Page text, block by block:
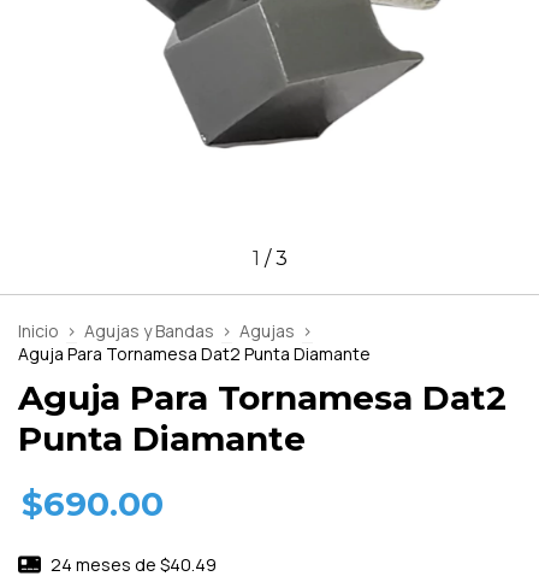
1 /3
Inicio > Agujas y Bandas > Agujas >
Aguja Para Tornamesa Dat2 Punta Diamante
Aguja Para Tornamesa Dat2
Punta Diamante
$690.00
24 meses de $40.49